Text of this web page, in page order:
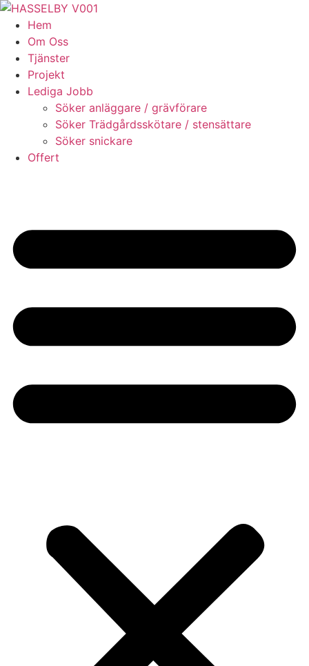
Skip
content
Hem
Om Oss
Tjänster
Projekt
Lediga Jobb
Söker anläggare / grävförare
Söker Trädgårdsskötare / stensättare
Söker snickare
Offert